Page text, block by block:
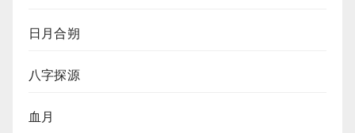
日月合朔
八字探源
血月